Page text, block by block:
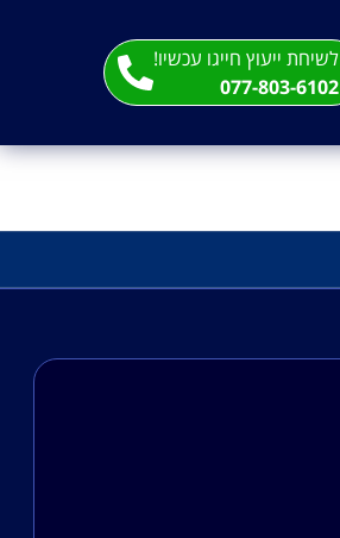
לשיחת ייעוץ חייגו עכשיו!
077-803-6102